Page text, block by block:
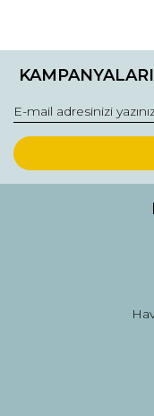
konularda yetersiz
Görüş ve önerileriniz
Ürün resmi
Ürün
Ürün fiyatı diğer